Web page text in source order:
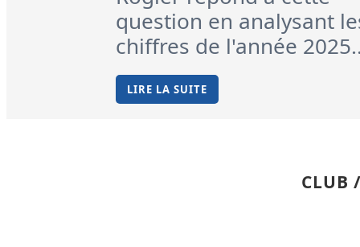
question en analysant
chiffres de l'année
LIRE LA SUITE
CLUB